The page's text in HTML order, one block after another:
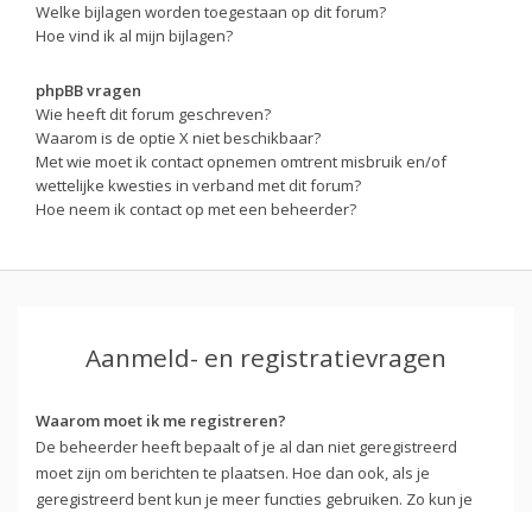
Welke bijlagen worden toegestaan op dit forum?
Hoe vind ik al mijn bijlagen?
phpBB vragen
Wie heeft dit forum geschreven?
Waarom is de optie X niet beschikbaar?
Met wie moet ik contact opnemen omtrent misbruik en/of
wettelijke kwesties in verband met dit forum?
Hoe neem ik contact op met een beheerder?
Aanmeld- en registratievragen
Waarom moet ik me registreren?
De beheerder heeft bepaalt of je al dan niet geregistreerd
moet zijn om berichten te plaatsen. Hoe dan ook, als je
geregistreerd bent kun je meer functies gebruiken. Zo kun je